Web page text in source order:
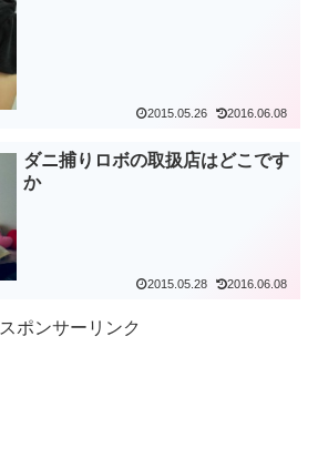
2015.05.26 2016.06.08
ダニ捕りロボの取扱店はどこです
か
2015.05.28 2016.06.08
スポンサーリンク